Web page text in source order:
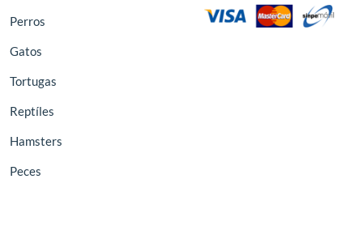
Perros
Gatos
Tortugas
Reptíles
Hamsters
Peces